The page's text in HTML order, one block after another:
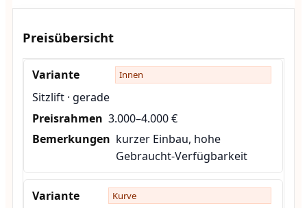
Preisübersicht
Innen
Sitzlift · gerade
3.000–4.000 €
kurzer Einbau, hohe
Gebraucht-Verfügbarkeit
Kurve